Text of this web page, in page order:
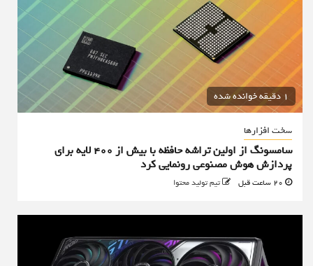
1 دقیقه خوانده شده
سخت افزارها
سامسونگ از اولین تراشه حافظه با بیش از ۴۰۰ لایه برای
پردازش هوش مصنوعی رونمایی کرد
تیم تولید محتوا